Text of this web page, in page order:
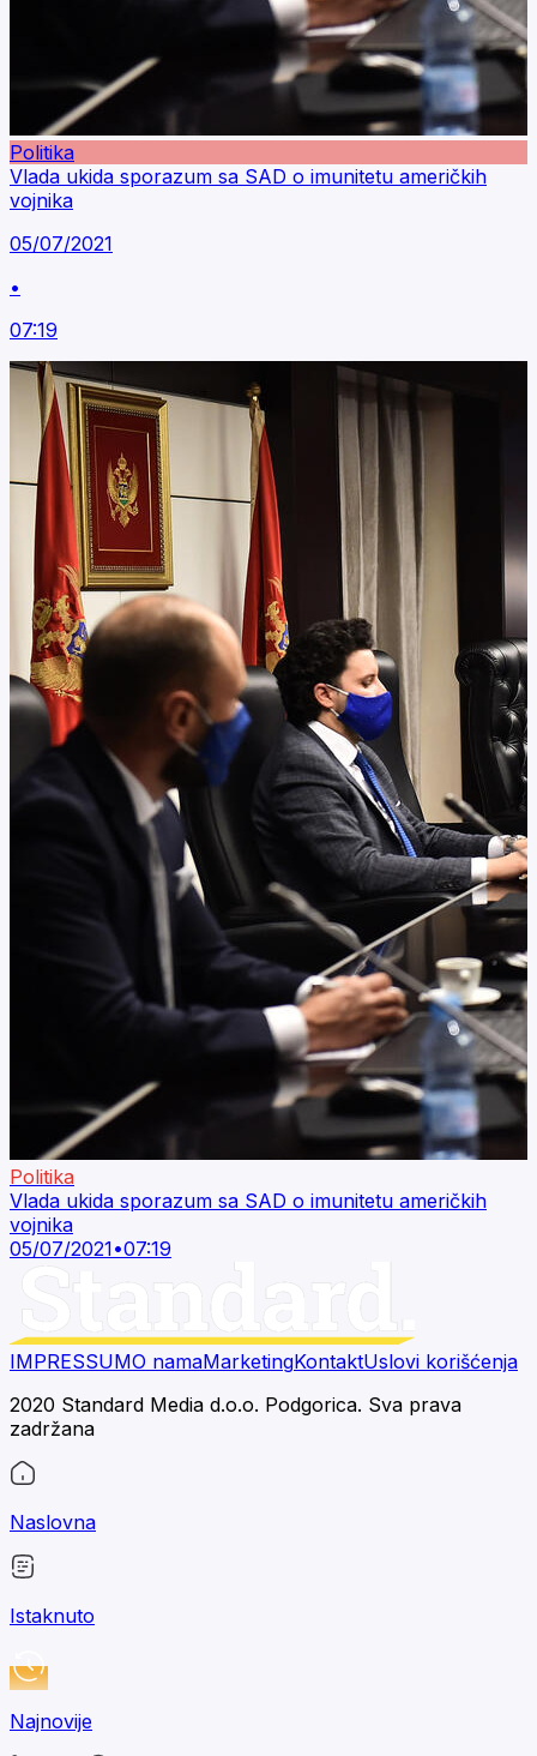
Politika
Vlada ukida sporazum sa SAD o imunitetu američkih
vojnika
05/07/2021
•
07:19
Politika
Vlada ukida sporazum sa SAD o imunitetu američkih
vojnika
05/07/2021•07:19
IMPRESSUMO namaMarketingKontaktUslovi korišćenja
2020 Standard Media d.o.o. Podgorica. Sva prava
zadržana
Naslovna
Istaknuto
Najnovije